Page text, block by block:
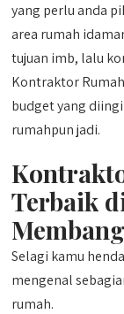
yang perlu anda
area rumah
tujuan imb, lalu
Kontraktor
budget yang
rumahpun jadi.
Terbaik
Selagi kamu
mengenal
rumah.